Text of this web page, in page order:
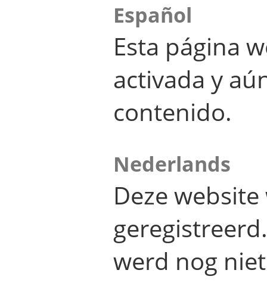
Español
Esta página
activada y
contenido.
Nederlands
Deze
werd nog